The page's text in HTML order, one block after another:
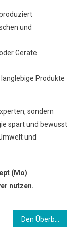
und
Geräte
Produkte
sondern
spart und bewusst
und
(Mo)
nutzen.